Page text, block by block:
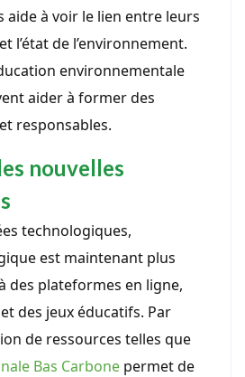
aide à voir le lien entre leurs
l’état de l’environnement.
environnementale
aider à former des
responsables.
nouvelles
technologiques,
est maintenant plus
des plateformes en ligne,
des jeux éducatifs. Par
de ressources telles que
Bas Carbone permet de